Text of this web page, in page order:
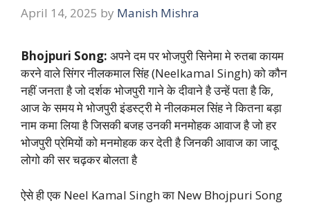
April 14, 2025 by Manish Mishra
Bhojpuri Song: अपने दम पर भोजपुरी सिनेमा मे रुतबा कायम
करने वाले सिंगर नीलकमाल सिंह (Neelkamal Singh) को कौन
नहीं जनता है जो दर्शक भोजपुरी गाने के दीवाने है उन्हें पता है कि,
आज के समय मे भोजपुरी इंडस्ट्री मे नीलकमल सिंह ने कितना बड़ा
नाम कमा लिया है जिसकी बजह उनकी मनमोहक आवाज है जो हर
भोजपुरी प्रेमियों को मनमोहक कर देती है जिनकी आवाज का जादू
लोगो की सर चढ़कर बोलता है
ऐसे ही एक Neel Kamal Singh का New Bhojpuri Song